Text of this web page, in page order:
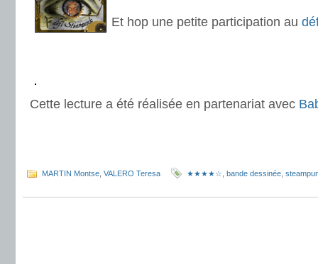
Et hop une petite participation au
Cette lecture a été réalisée en partenariat avec
MARTIN Montse VALERO Teresa ★★★★☆ bande dessinée